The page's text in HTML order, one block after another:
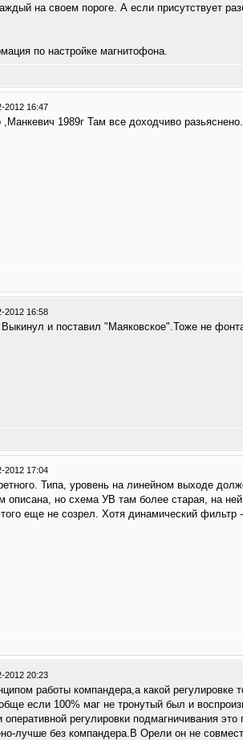
на своем пороге. А если присутствует
по настройке магнитофона.
2012 16:47
1989г Там все доходчиво разьяснено.
2012 16:58
и поставил "Маяковское".Тоже не
2012 17:04
Типа, уровень на линейном выходе
но схема УВ там более старая, на ней
еще не созрел. Хотя динамический фильтр
2012 20:23
работы компандера,а какой регулировке
если 100% маг не тронутый был и
регулировки подмагничивания
лучше без компандера.В Орели он не